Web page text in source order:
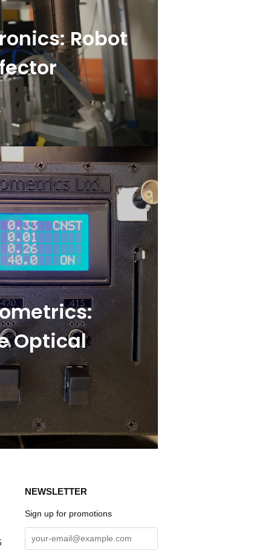
Robot
Optical
NEWSLETTER
Sign up for promotions